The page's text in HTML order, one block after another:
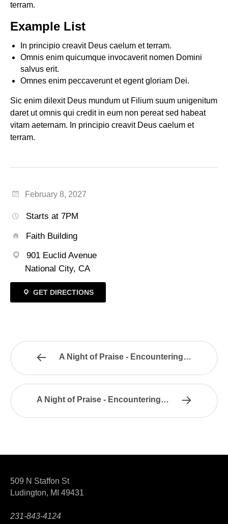
terram.
Example List
In principio creavit Deus caelum et terram.
Omnis enim quicumque invocaverit nomen Domini
salvus erit.
Omnes enim peccaverunt et egent gloriam Dei.
Sic enim dilexit Deus mundum ut Filium suum unigenitum
daret ut omnis qui credit in eum non pereat sed habeat
vitam aeternam. In principio creavit Deus caelum et
terram.
February 8, 2027
Starts at 7PM
Faith Building
901 Euclid Avenue
National City, CA
GET DIRECTIONS
A Night of Praise - Encountering…
A Night of Praise - Encountering…
509 N Staffon St
Ludington, MI 49431
231-843-4124